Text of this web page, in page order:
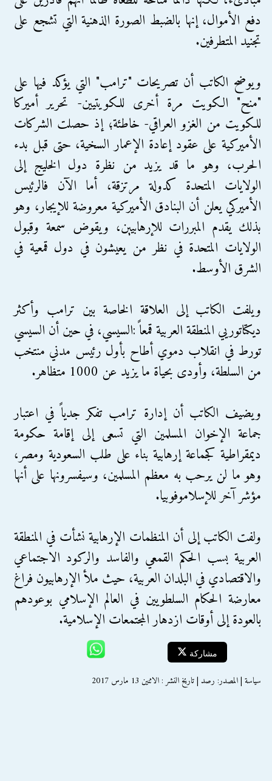
دفع الأموال، إنها بالضبط الصورة الذهنية التي تشجع على
تجنيد المتطرفين.
ويوضح الكاتب أن تصريحات "ترامب" التي يؤكد فيها على
"منح" الكويت مرة أخرى للكويتيين- تحرير أميركا
للكويت من الغزو العراقي- خاطئة؛ إذ حصلت الشركات
الأميركية على عقود إعادة الإعمار السخية، حتى قبل بدء
الحرب، وهو ما قد يزيد من نظرة دول الخليج إلى
الولايات المتحدة كدولة مرتزقة، أما الآن فالرئيس
الأميركي يعلن أن البنادق الأميركية معروضة للإيجار، وهو
بذلك يقدم المبررات للإرهابيين، ويقوض سمعة وقبول
الولايات المتحدة في نظر من يعيشون في دول قمعية في
الشرق الأوسط.
ويلفت الكاتب إلى العلاقة الخاصة بين ترامب وأكثر
ديكتاتوريي المنطقة العربية قمعاً :السيسي، في حين أن السيسي
تورط في انقلاب دموي أطاح بأول رئيس مدني منتخب
من السلطة، وأودى بحياة ما يزيد عن 1000 متظاهر.
ويضيف الكاتب أن إدارة ترامب تفكر جدياً في اعتبار
جماعة الإخوان المسلمين التي تسعى إلى إقامة حكومة
ديمقراطية كجماعة إرهابية بناء على طلب السعودية ومصر،
وهو ما لن يرحب به معظم المسلمين، وسيفسرونها على أنها
مؤشر آخر للإسلاموفوبيا.
ولفت الكاتب إلى أن المنظمات الإرهابية نشأت في المنطقة
العربية بسب الحكم القمعي والفاسد والركود الاجتماعي
والاقتصادي في البلدان العربية، حيث ملأ الإرهابيون فراغ
معارضة الحكام السلطويين في العالم الإسلامي بوعودهم
بالعودة إلى أوقات ازدهار المجتمعات الإسلامية.
مشاركة
سياسة | المصدر: رصد | تاريخ النشر : الاثنين 13 مارس 2017